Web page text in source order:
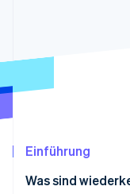
Einführung
Was sind